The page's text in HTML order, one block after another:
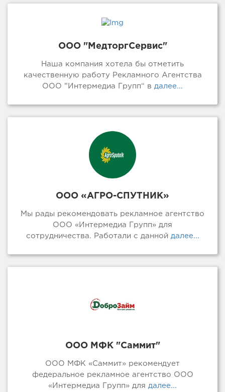
ООО "МедторгСервис"
Наша компания хотела бы отметить
качественную работу Рекламного Агентства
ООО ”Интермедиа Групп“ в далее...
ООО «АГРО-СПУТНИК»
Мы рады рекомендовать рекламное агентство
ООО «Интермедиа Групп» для
сотрудничества. Работали с даннойдалее...
ООО МФК "Саммит"
ООО МФК «Саммит» рекомендует
федеральное рекламное агентство ООО
«Интермедиа Групп» для далее...